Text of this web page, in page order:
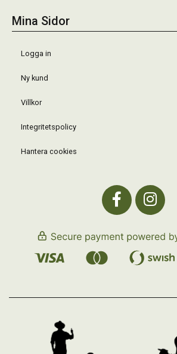
Mina Sidor
Logga in
Ny kund
Villkor
Integritetspolicy
Hantera cookies